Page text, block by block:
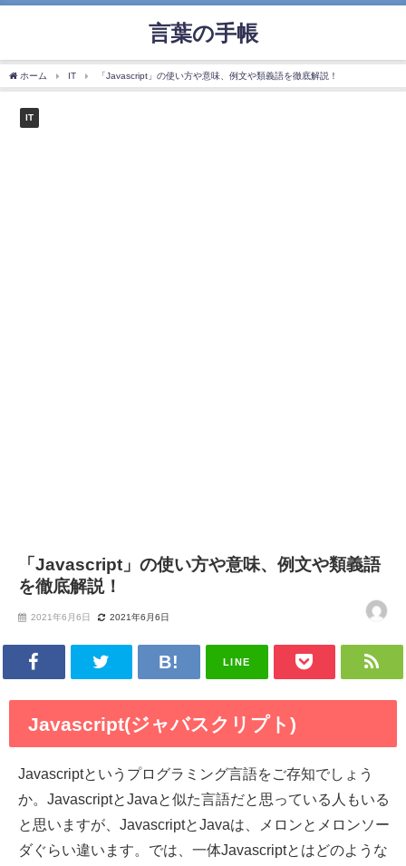
言葉の手帳
ホーム IT 「Javascript」の使い⽅や意味、例⽂や類義語を徹底解説！
IT
「Javascript」の使い⽅や意味、例⽂や類義語
を徹底解説！
2021年6月6日 2021年6月6日
LINE
Javascript(ジャバスクリプト)
Javascriptというプログラミング言語をご存知でしょう
か。JavascriptとJavaと似た言語だと思っている人もいる
と思いますが、JavascriptとJavaは、メロンとメロンソー
ダぐらい違います。では、一体Javascriptとはどのような